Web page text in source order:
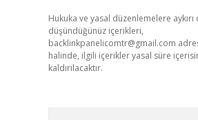
Hukuka ve yasal düzenlemelere
düşündüğünüz içerikleri,
backlinkpanelicomtr@gmail.com
halinde, ilgili içerikler yasal süre
kaldırılacaktır.